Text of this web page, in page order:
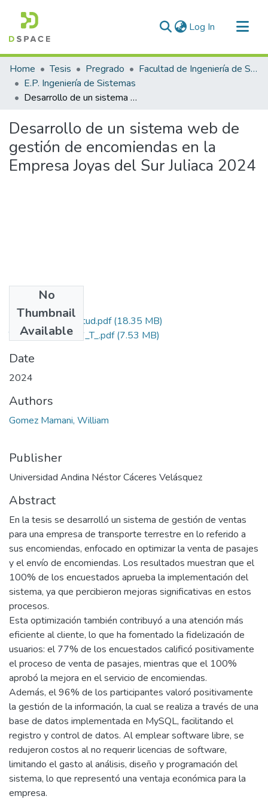
Log In (current)
Communities & Collections
All of DSpace
Statistics
Home Tesis Pregrado
Facultad de Ingeniería de Sistemas
E.P. Ingeniería de Sistemas
Desarrollo de un sistema web de gestión de encomiendas en la Empresa Joyas del Sur Juliaca 2024
Desarrollo de un sistema web de
gestión de encomiendas en la
Empresa Joyas del Sur Juliaca 2024
No
Thumbnail
Available
Grado de Similitud.pdf(18.35 MB)
T036_76379896_T_.pdf(7.53 MB)
Date
2024
Authors
Gomez Mamani, William
Publisher
Universidad Andina Néstor Cáceres Velásquez
Abstract
En la tesis se desarrolló un sistema de gestión de ventas
para una empresa de transporte terrestre en lo referido a
sus encomiendas, enfocado en optimizar la venta de pasajes
y el envío de encomiendas. Los resultados muestran que el
100% de los encuestados aprueba la implementación del
sistema, ya que percibieron mejoras significativas en estos
procesos.
Esta optimización también contribuyó a una atención más
eficiente al cliente, lo que ha fomentado la fidelización de
usuarios: el 77% de los encuestados calificó positivamente
el proceso de venta de pasajes, mientras que el 100%
aprobó la mejora en el servicio de encomiendas.
Además, el 96% de los participantes valoró positivamente
la gestión de la información, la cual se realiza a través de una
base de datos implementada en MySQL, facilitando el
registro y control de datos. Al emplear software libre, se
redujeron costos al no requerir licencias de software,
limitando el gasto al análisis, diseño y programación del
sistema, lo que representó una ventaja económica para la
empresa.